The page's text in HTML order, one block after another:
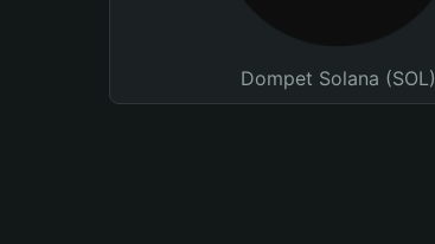
Dompet Solana (SOL)